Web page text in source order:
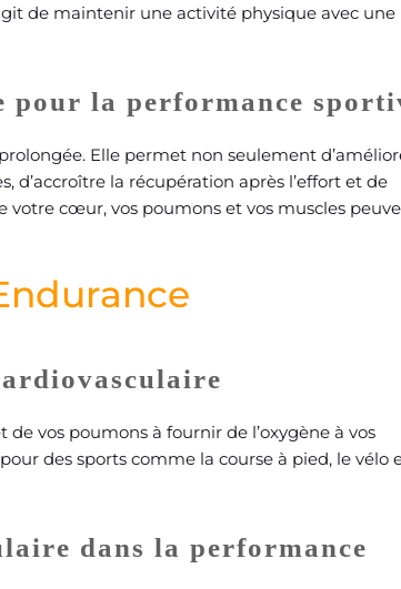
de maintenir une activité physique avec une
pour la performance
Elle permet non seulement
d’accroître la récupération après l’effort et de
votre cœur, vos poumons et vos muscles
vos poumons à fournir de l’oxygène à vos
des sports comme la course à pied, le vélo
dans la performance